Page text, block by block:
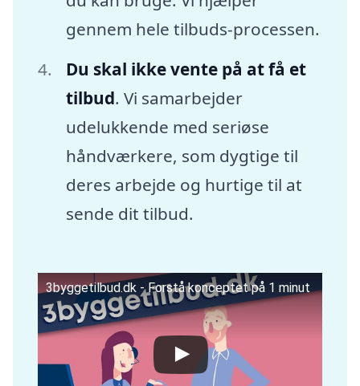
gennem hele tilbuds-processen.
Du skal ikke vente på at få et
tilbud. Vi samarbejder
udelukkende med seriøse
håndværkere, som dygtige til
deres arbejde og hurtige til at
sende dit tilbud.
3byggetilbud.dk - Forstå konceptet på 1 minut